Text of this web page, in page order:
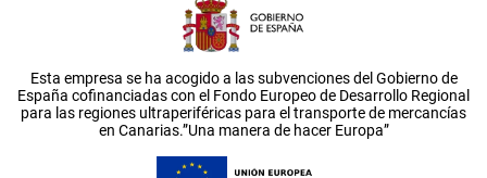
Esta empresa se ha acogido a las subvenciones del Gobierno de
España cofinanciadas con el Fondo Europeo de Desarrollo Regional
para las regiones ultraperiféricas para el transporte de mercancías
en Canarias.”Una manera de hacer Europa”